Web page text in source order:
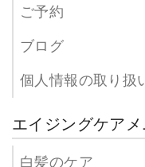
ご予約
ブログ
個人情報の取り扱
エイジングケア
白髪のケア